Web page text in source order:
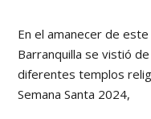
En el amanecer de
Barranquilla se vistió
diferentes templos
Semana Santa 2024,